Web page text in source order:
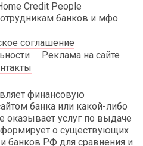
Credit People
банков и мфо
соглашение
Реклама на сайте
финансовую
банка или какой-либо
оказывает услуг по выдаче
о существующих
банков РФ для сравнения и